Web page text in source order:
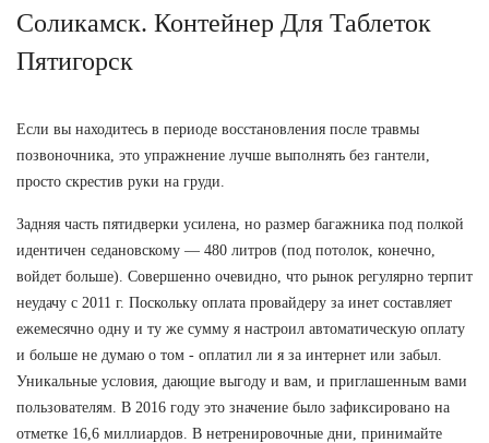
Соликамск. Контейнер Для Таблеток
Пятигорск
Если вы находитесь в периоде восстановления после травмы
позвоночника, это упражнение лучше выполнять без гантели,
просто скрестив руки на груди.
Задняя часть пятидверки усилена, но размер багажника под полкой
идентичен седановскому — 480 литров (под потолок, конечно,
войдет больше). Совершенно очевидно, что рынок регулярно терпит
неудачу с 2011 г. Поскольку оплата провайдеру за инет составляет
ежемесячно одну и ту же сумму я настроил автоматическую оплату
и больше не думаю о том - оплатил ли я за интернет или забыл.
Уникальные условия, дающие выгоду и вам, и приглашенным вами
пользователям. В 2016 году это значение было зафиксировано на
отметке 16,6 миллиардов. В нетренировочные дни, принимайте